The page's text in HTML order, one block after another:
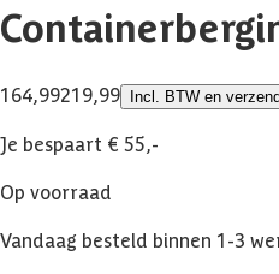
164,99219,99 Incl. BTW en
Je bespaart € 55,-
Op voorraad
Vandaag besteld binnen 1-3